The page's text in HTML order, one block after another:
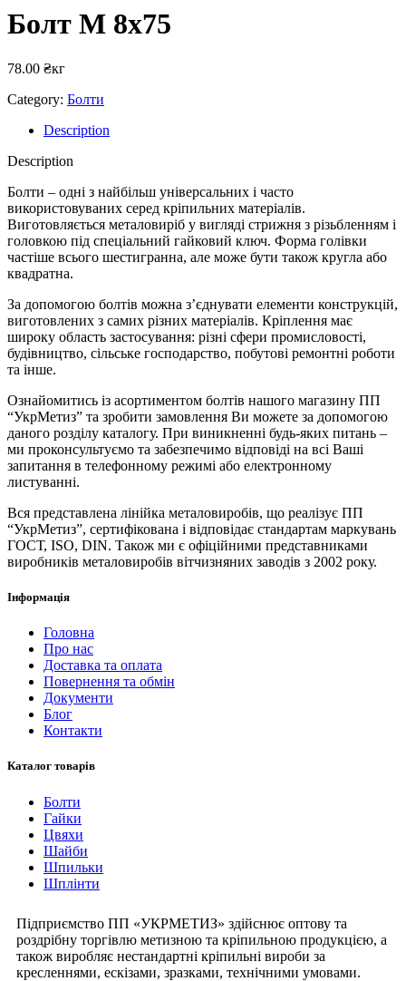
Болт М 8х75
78.00 ₴кг
Category: Болти
Description
Description
Болти – одні з найбільш універсальних і часто
використовуваних серед кріпильних матеріалів.
Виготовляється металовиріб у вигляді стрижня з різьбленням і
головкою під спеціальний гайковий ключ. Форма голівки
частіше всього шестигранна, але може бути також кругла або
квадратна.
За допомогою болтів можна з’єднувати елементи конструкцій,
виготовлених з самих різних матеріалів. Кріплення має
широку область застосування: різні сфери промисловості,
будівництво, сільське господарство, побутові ремонтні роботи
та інше.
Ознайомитись із асортиментом болтів нашого магазину ПП
“УкрМетиз” та зробити замовлення Ви можете за допомогою
даного розділу каталогу. При виникненні будь-яких питань –
ми проконсультуємо та забезпечимо відповіді на всі Ваші
запитання в телефонному режимі або електронному
листуванні.
Вся представлена ​​лінійка металовиробів, що реалізує ПП
“УкрМетиз”, сертифікована і відповідає стандартам маркувань
ГОСТ, ISO, DIN. Також ми є офіційними представниками
виробників металовиробів вітчизняних заводів з 2002 року.
Інформація
Головна
Про нас
Доставка та оплата
Повернення та обмін
Документи
Блог
Контакти
Каталог товарів
Болти
Гайки
Цвяхи
Шайби
Шпильки
Шплінти
Підприємство ПП «УКРМЕТИЗ» здійснює оптову та
роздрібну торгівлю метизною та кріпильною продукцією, а
також виробляє нестандартні кріпильні вироби за
кресленнями, ескізами, зразками, технічними умовами.